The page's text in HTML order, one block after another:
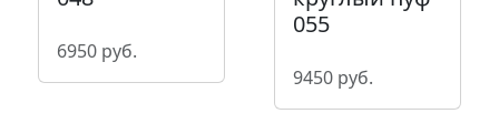
6950 руб.
055
9450 руб.